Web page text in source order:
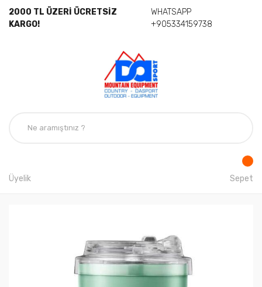
2000 TL ÜZERİ ÜCRETSİZ
KARGO!
WHATSAPP
+905334159738
Üyelik Sepet